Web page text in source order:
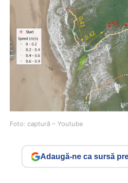
Foto: captură – Youtube
Adaugă-ne ca sursă